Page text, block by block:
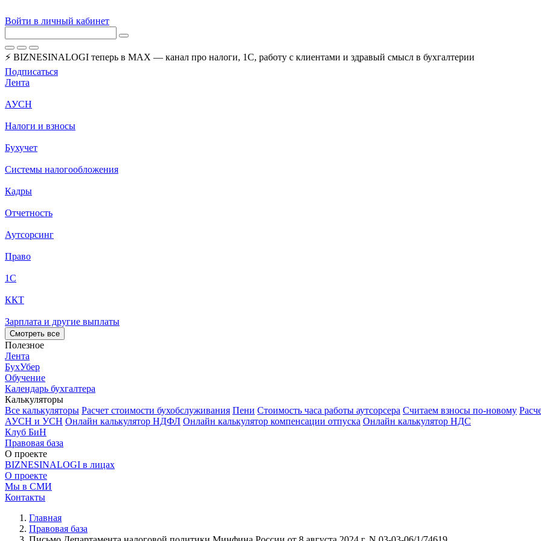
Войти в личный кабинет
⚡ BIZNESINALOGI теперь в MAX — канал про налоги, 1С, работу с клиентами и здравый смысл в бухгалтерии
Подписаться
Лента
АУСН
Налоги и взносы
Бухучет
Системы налогообложения
Кадры
Отчетность
Аутсорсинг
Право
1С
ККТ
Зарплата и другие выплаты
Смотреть все
Полезное
Лента
БухУбер
Обучение
Календарь бухгалтера
Калькуляторы
Все калькуляторы Расчет стоимости бухобслуживания Пени Стоимость часа работы аутсорсера Считаем взносы по-новому
АУСН и УСН Онлайн калькулятор НДФЛ Онлайн калькулятор компенсации отпуска Онлайн калькулятор НДС
Клуб БиН
Правовая база
О проекте
BIZNESINALOGI в лицах
О проекте
Мы в СМИ
Контакты
Главная
Правовая база